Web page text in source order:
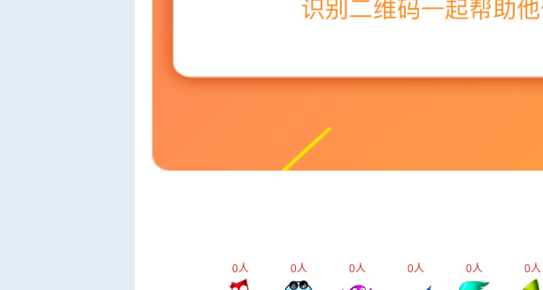
0人 0人 0人 0人 0人 0人